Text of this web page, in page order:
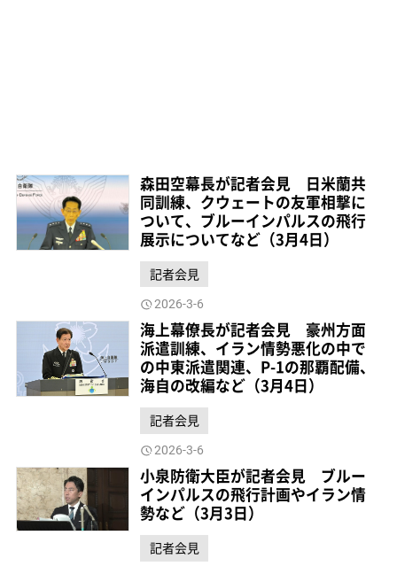
森田空幕長が記者会見 日米蘭共
同訓練、クウェートの友軍相撃に
ついて、ブルーインパルスの飛行
展示についてなど（3月4日）
記者会見
2026-3-6
海上幕僚長が記者会見 豪州方面
派遣訓練、イラン情勢悪化の中で
の中東派遣関連、P-1の那覇配備、
海自の改編など（3月4日）
記者会見
2026-3-6
小泉防衛大臣が記者会見 ブルー
インパルスの飛行計画やイラン情
勢など（3月3日）
記者会見